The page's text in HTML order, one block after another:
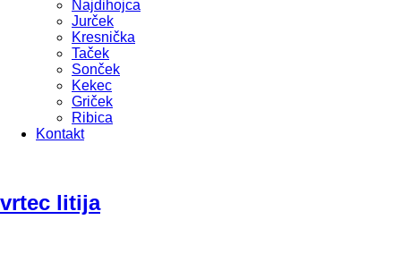
Najdihojca
Jurček
Kresnička
Taček
Sonček
Kekec
Griček
Ribica
Kontakt
vrtec litija